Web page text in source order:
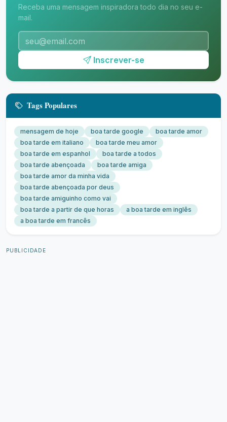
Receba uma mensagem inspiradora todo dia no seu e-
mail.
Inscrever-se
Tags Populares
mensagem de hoje boa tarde google
boa tarde amor
boa tarde em italiano
boa tarde meu amor
boa tarde em espanhol
boa tarde a todos
boa tarde abençoada
boa tarde amiga
boa tarde amor da minha vida
boa tarde abençoada por deus
boa tarde amiguinho como vai
boa tarde a partir de que horas
a boa tarde em inglês
a boa tarde em francês
PUBLICIDADE